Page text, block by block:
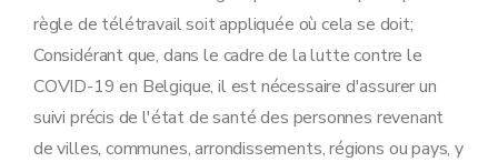
règle de télétravail soit appliquée où cela se doit;
Considérant que, dans le cadre de la lutte contre le
COVID-19 en Belgique, il est nécessaire d'assurer un
suivi précis de l'état de santé des personnes revenant
de villes, communes, arrondissements, régions ou pays, y